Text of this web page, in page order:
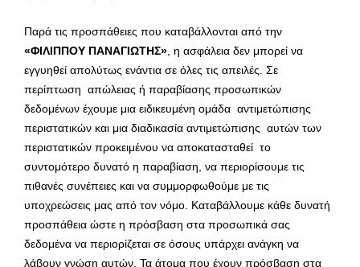
Παρά τις προσπάθειες που καταβάλλονται από την
«ΦΙΛΙΠΠΟΥ ΠΑΝΑΓΙΩΤΗΣ» , η ασφάλεια δεν μπορεί να
εγγυηθεί απολύτως ενάντια σε όλες τις απειλές. Σε
περίπτωση απώλειας ή παραβίασης προσωπικών
δεδομένων έχουμε μια ειδικευμένη ομάδα αντιμετώπισης
περιστατικών και μια διαδικασία αντιμετώπισης αυτών των
περιστατικών προκειμένου να αποκατασταθεί το
συντομότερο δυνατό η παραβίαση, να περιορίσουμε τις
πιθανές συνέπειες και να συμμορφωθούμε με τις
υποχρεώσεις μας από τον νόμο. Καταβάλλουμε κάθε δυνατή
προσπάθεια ώστε η πρόσβαση στα προσωπικά σας
δεδομένα να περιορίζεται σε όσους υπάρχει ανάγκη να
λάβουν γνώση αυτών. Τα άτομα που έχουν πρόσβαση στα